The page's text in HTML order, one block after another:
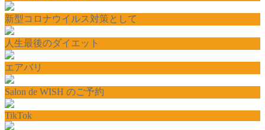
新型コロナウイルス対策として
人生最後のダイエット
エアバリ
Salon de WISH のご予約
TikTok